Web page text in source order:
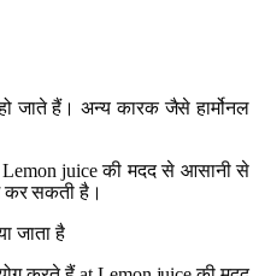
जाते हैं। अन्य कारक जैसे हार्मोनल
Lemon juice की मदद से आसानी से
कर सकती है।
जाता है